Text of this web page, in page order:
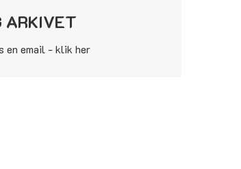
ARKIVET
en email - klik her